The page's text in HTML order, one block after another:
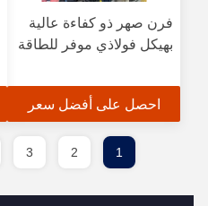
فرن صهر ذو كفاءة عالية
بهيكل فولاذي موفر للطاقة
احصل على أفضل سعر
1
2
3